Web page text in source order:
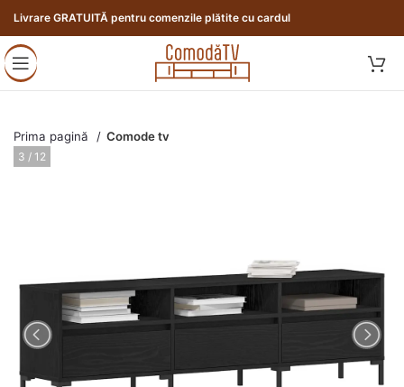
Livrare GRATUITĂ pentru comenzile plătite cu cardul
Prima pagină Comode tv
3 / 12